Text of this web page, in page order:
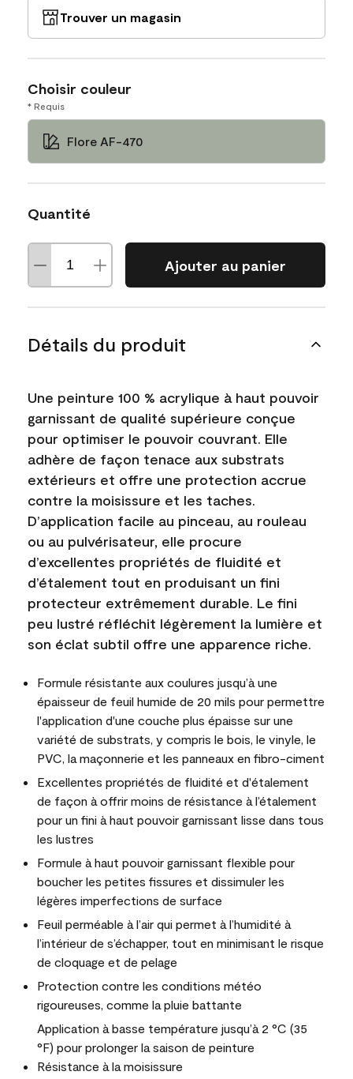
Trouver un magasin
Choisir couleur
* Requis
Flore AF-470
Quantité
Ajouter au panier
Détails du produit
Une peinture 100 % acrylique à haut pouvoir
garnissant de qualité supérieure conçue
pour optimiser le pouvoir couvrant. Elle
adhère de façon tenace aux substrats
extérieurs et offre une protection accrue
contre la moisissure et les taches.
D’application facile au pinceau, au rouleau
ou au pulvérisateur, elle procure
d’excellentes propriétés de fluidité et
d’étalement tout en produisant un fini
protecteur extrêmement durable. Le fini
peu lustré réfléchit légèrement la lumière et
son éclat subtil offre une apparence riche.
Formule résistante aux coulures jusqu’à une
épaisseur de feuil humide de 20 mils pour permettre
l'application d'une couche plus épaisse sur une
variété de substrats, y compris le bois, le vinyle, le
PVC, la maçonnerie et les panneaux en fibro-ciment
Excellentes propriétés de fluidité et d'étalement
de façon à offrir moins de résistance à l’étalement
pour un fini à haut pouvoir garnissant lisse dans tous
les lustres
Formule à haut pouvoir garnissant flexible pour
boucher les petites fissures et dissimuler les
légères imperfections de surface
Feuil perméable à l’air qui permet à l’humidité à
l’intérieur de s’échapper, tout en minimisant le risque
de cloquage et de pelage
Protection contre les conditions météo
rigoureuses, comme la pluie battante
Application à basse température jusqu’à 2 °C (35
°F) pour prolonger la saison de peinture
Résistance à la moisissure